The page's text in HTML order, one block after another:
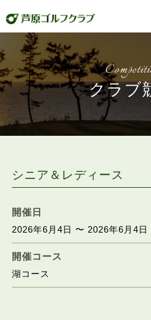
ホーム
海コース
湖コース
プレー予約
採用情報
交通アクセス
クラブ
シニア＆レディース
開催日
2026年6月4日 〜 2026年6月4日
開催コース
湖コース